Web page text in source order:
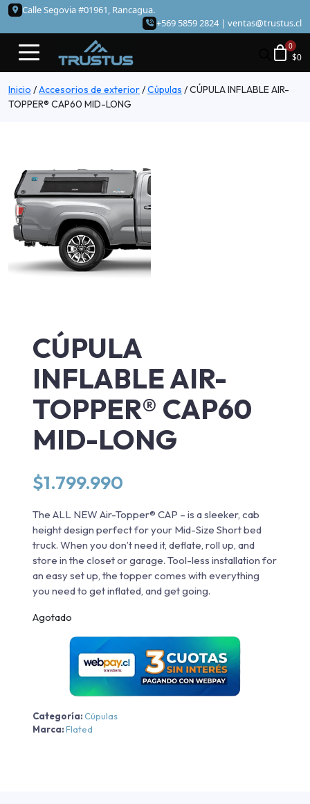
Calle Segovia #01961, Rancagua.
+569 5859 2824 | ventas@trustus.cl
$0
Inicio /Accesorios de exterior/Cúpulas /CÚPULA INFLABLE AIR-
TOPPER® CAP60 MID-LONG
CÚPULA
INFLABLE AIR-
TOPPER® CAP60
MID-LONG
$1.799.990
The ALL NEW Air-Topper® CAP – is a sleeker, cab
height design perfect for your Mid-Size Short bed
truck. When you don’t need it, deflate, roll up, and
store in the closet or garage. Tool-less installation for
an easy set up, the topper comes with everything
you need to get inflated, and get going.
Agotado
Categoría:Cúpulas
Marca:Flated